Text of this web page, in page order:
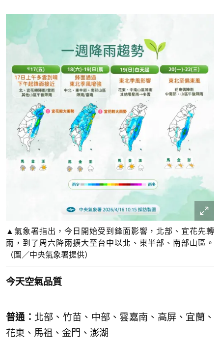
▲氣象署指出，今日開始受到鋒面影響，北部、宜花先轉
雨，到了周六降雨擴大至台中以北、東半部、南部山區。
（圖／中央氣象署提供）
今天空氣品質
普通： 北部、竹苗、中部、雲嘉南、高屏、宜蘭、
花東、馬祖、金門、澎湖